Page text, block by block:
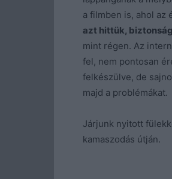
a filmben is, ahol az
azt hittük,
mint régen. Az
fel, nem pontosan
felkészülve, de
majd a problémákat.
Járjunk nyitott
kamaszodás útján.